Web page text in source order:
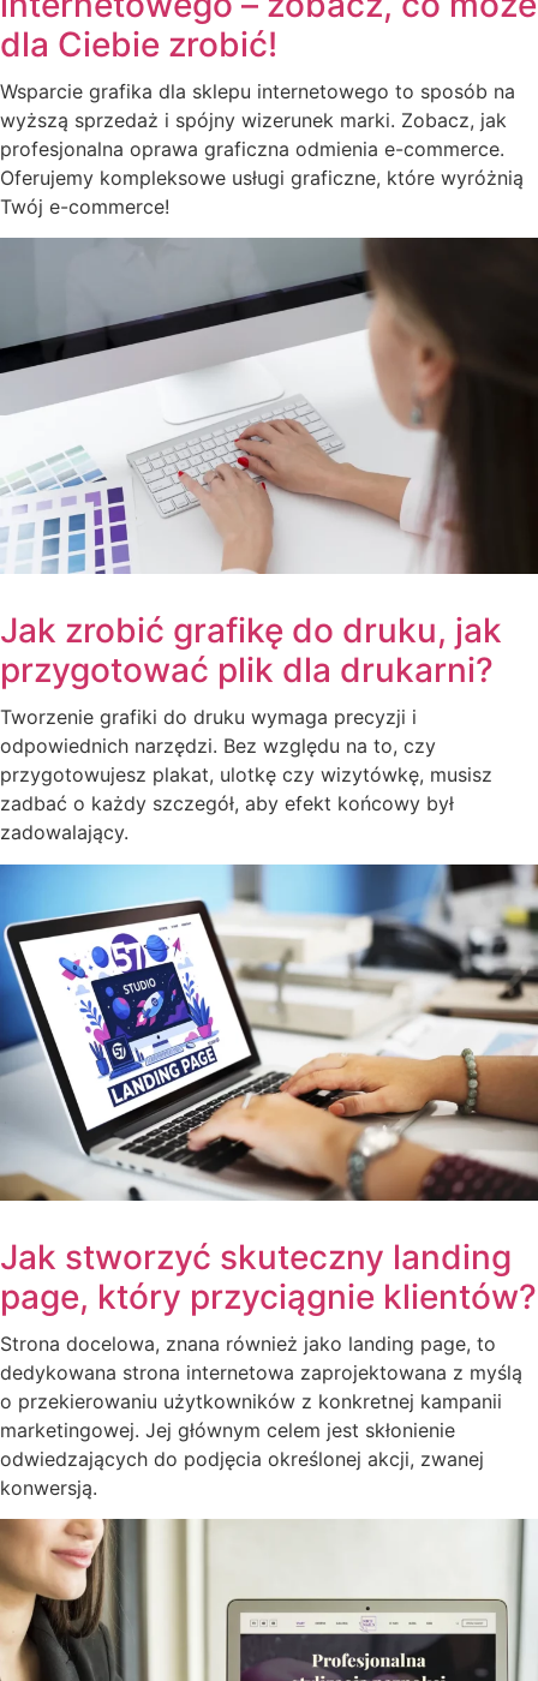
dla Ciebie zrobić!
Wsparcie grafika dla sklepu internetowego to sposób na
wyższą sprzedaż i spójny wizerunek marki. Zobacz, jak
profesjonalna oprawa graficzna odmienia e-commerce.
Oferujemy kompleksowe usługi graficzne, które wyróżnią
Twój e-commerce!
Jak zrobić grafikę do druku, jak
przygotować plik dla drukarni?
Tworzenie grafiki do druku wymaga precyzji i
odpowiednich narzędzi. Bez względu na to, czy
przygotowujesz plakat, ulotkę czy wizytówkę, musisz
zadbać o każdy szczegół, aby efekt końcowy był
zadowalający.
Jak stworzyć skuteczny landing
page, który przyciągnie klientów?
Strona docelowa, znana również jako landing page, to
dedykowana strona internetowa zaprojektowana z myślą
o przekierowaniu użytkowników z konkretnej kampanii
marketingowej. Jej głównym celem jest skłonienie
odwiedzających do podjęcia określonej akcji, zwanej
konwersją.